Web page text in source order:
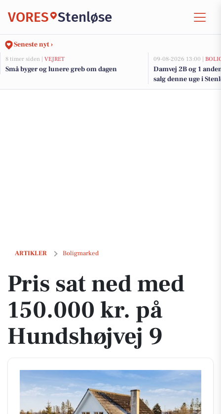
VORES Stenløse
Seneste nyt ›
8 timer siden | VEJRET
Små byger og lunere greb om dagen
09-08-2026 13:00 |
Damvej 2B og 1
salg denne uge i
ARTIKLER Boligmarked
Pris sat ned med 150.000 kr. på Hundshøjvej 9
Pris sat ned med
150.000 kr. på
Hundshøjvej 9